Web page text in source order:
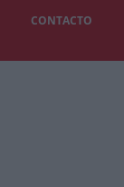
CONTACTO